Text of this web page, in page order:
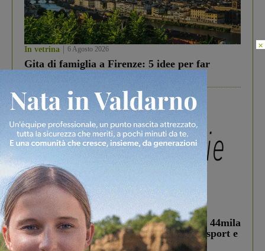
In vetrina 6 Agosto 2026
Gita di famiglia a Firenze: 5 idee per far
In vetrina 3 Agosto 2026
Estra Notizie agosto: Smart Cities, oltre 44mila
studenti coinvolti, torna il bando per lo sport e
debutta il podcast Estrair
×